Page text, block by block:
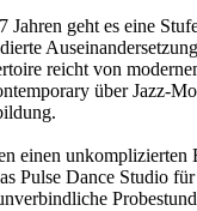
Jahren geht es eine
reicht von
über Jazz-
einen unkomplizierten
Pulse Dance Studio